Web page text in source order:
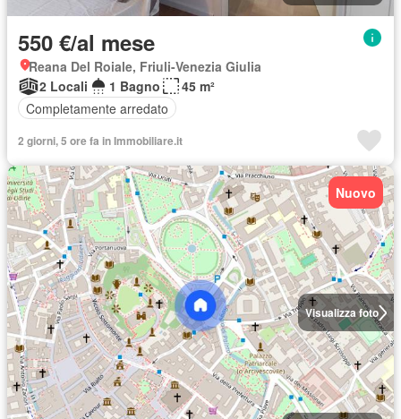
550 €/al mese
Reana Del Roiale, Friuli-Venezia Giulia
2 Locali
1 Bagno
45 m²
Completamente arredato
2 giorni, 5 ore fa in Immobiliare.it
Visualizza foto
Nuovo